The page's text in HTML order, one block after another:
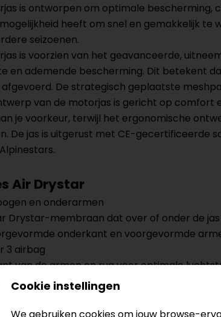
is ontworpen om optimale
heeft om snel en gemakkelijk
seizoenen.
is voorzien van het geavanceerde,
en ademende bescherming. Dit betekent
De strategisch geplaatste
van de motorjas is gericht op
je voorkeur, terwijl het ergonomische
De jas is uitgerust met CE-
Air Drystar
en onderarmen
Drystar-membraan dat over of onder de
onderkant en voorgevormde
3 airbag
van de armen en rug voor optimale
Cookie instellingen
We gebruiken cookies om jouw browse-